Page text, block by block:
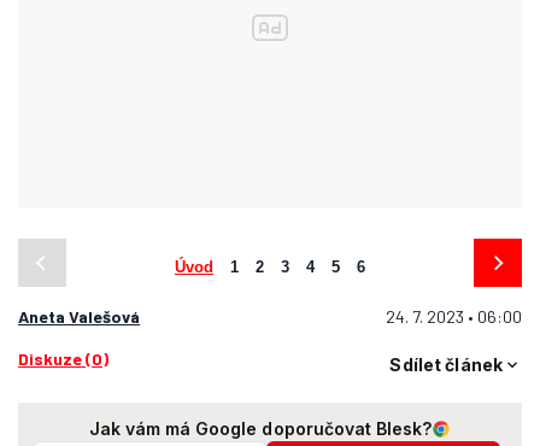
Úvod 1 2 3 4 5 6
Aneta Valešová 24. 7. 2023 • 06:00
Diskuze (0) Sdílet článek
Jak vám má Google doporučovat Blesk?